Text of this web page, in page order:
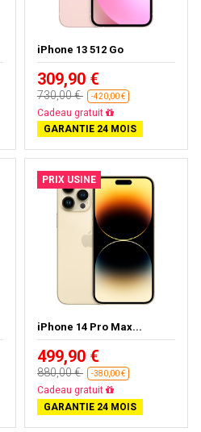
iPhone 13 512 Go
309,90 €
730,00 € -420,00 €
Livraison gratuite
GARANTIE 24 MOIS
PRIX USINE
iPhone 14 Pro Max...
499,90 €
880,00 € -380,00 €
Livraison gratuite
GARANTIE 24 MOIS